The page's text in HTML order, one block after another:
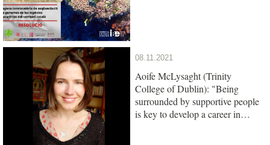
08.11.2021
Aoife McLysaght (Trinity
College of Dublin): "Being
surrounded by supportive people
is key to develop a career in